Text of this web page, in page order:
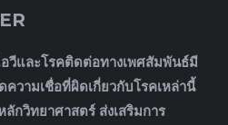
อวีและโรคติดต่อทางเพศสัมพันธ์มี
วามเชื่อที่ผิดเกี่ยวกับโรคเหล่านี้
กวิทยาศาสตร์ ส่งเสริมการ